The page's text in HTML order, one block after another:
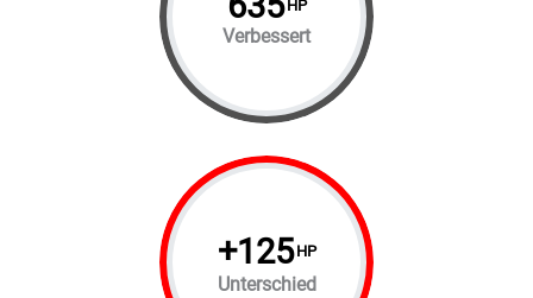
HP
Verbessert
+125 HP
Unterschied